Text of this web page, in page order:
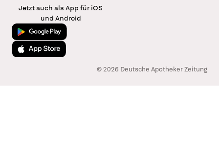
Jetzt auch als App für iOS
und Android
Jetzt bei Google Play
Laden im App Store
© 2026 Deutsche Apotheker Zeitung